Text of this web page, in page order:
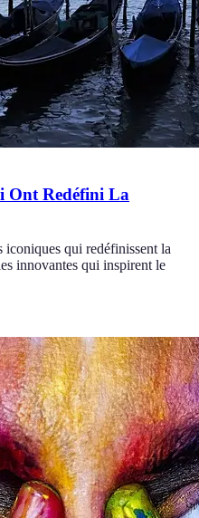
Ont Redéfini La
iconiques qui redéfinissent la
innovantes qui inspirent le